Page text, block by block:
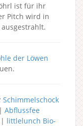
ist für ihr
Pitch wird in
der Löwen
Schimmelschock
| Abflussfee
| littlelunch Bio-